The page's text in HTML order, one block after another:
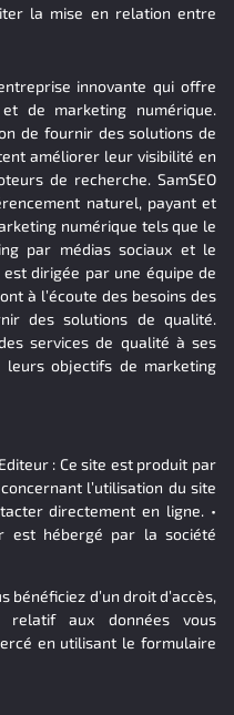
la mise en relation entre
innovante qui offre
de marketing numérique.
de fournir des solutions de
améliorer leur visibilité en
de recherche. SamSEO
naturel, payant et
numérique tels que le
par médias sociaux et le
dirigée par une équipe de
à l’écoute des besoins des
des solutions de qualité.
services de qualité à ses
objectifs de marketing
: Ce site est produit par
l’utilisation du site
directement en ligne. •
est hébergé par la société
bénéficiez d’un droit d’accès,
relatif aux données vous
en utilisant le formulaire